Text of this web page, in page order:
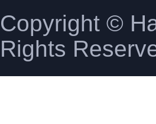
Copyright ©
Rights